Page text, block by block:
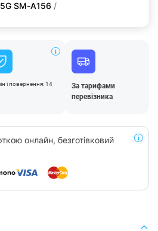
SM-A156 /
і повернення: 14
За тарифами
перевізника
онлайн, безготівковий